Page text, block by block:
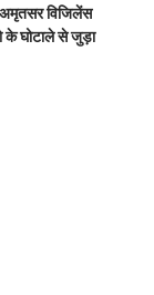
विजिलेंस
के घोटाले से जुड़ा